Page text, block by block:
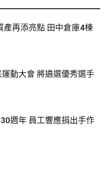
產再添亮點 田中倉庫4棟
動大會 將遴選優秀選手
週年 員工響應捐出手作